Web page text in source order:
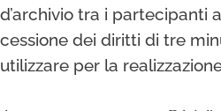
d’archivio tra i partecipanti
cessione dei diritti di tre
utilizzare per la